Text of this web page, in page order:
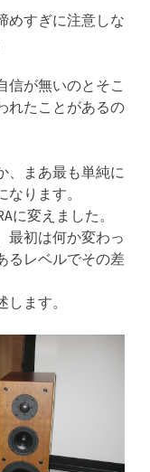
めすぎに注意しな
信が無いのとそこ
れたことがあるの
、まあ最も単純に
ります。
に変えました。
最初は何か変わっ
るレベルでその差
ます。